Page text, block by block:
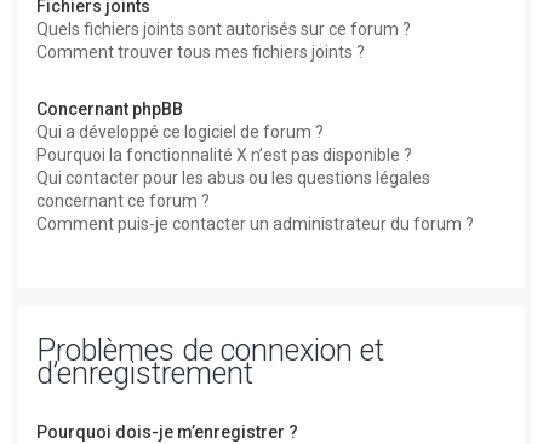
Fichiers joints
Quels fichiers joints sont autorisés sur ce forum ?
Comment trouver tous mes fichiers joints ?
Concernant phpBB
Qui a développé ce logiciel de forum ?
Pourquoi la fonctionnalité X n’est pas disponible ?
Qui contacter pour les abus ou les questions légales
concernant ce forum ?
Comment puis-je contacter un administrateur du forum ?
Problèmes de connexion et
d’enregistrement
Pourquoi dois-je m’enregistrer ?